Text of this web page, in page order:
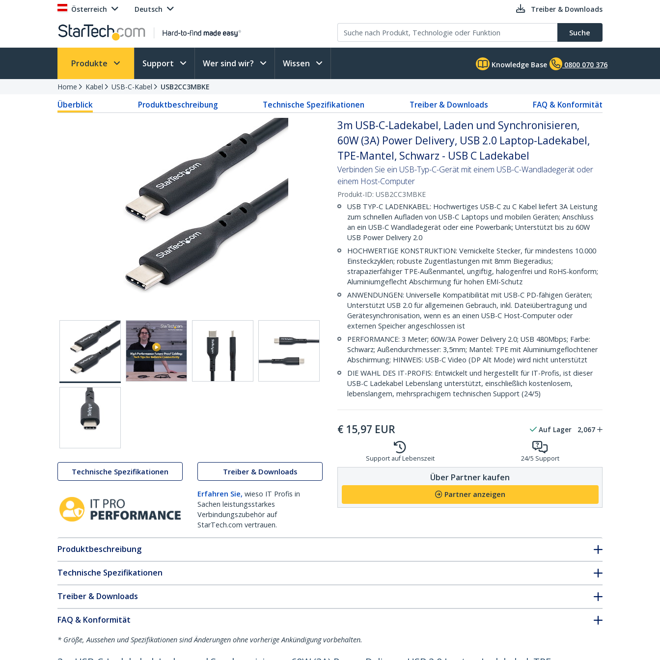
Österreich Deutsch Treiber & Downloads
Suche
Produkte Support Wer sind wir? Wissen Knowledge Base 0800 070 376
Home Kabel USB-C-Kabel USB2CC3MBKE
Überblick Produktbeschreibung Technische Spezifikationen Treiber & Downloads FAQ & Konformität
Technische Spezifikationen Treiber & Downloads
Erfahren Sie, wieso IT Profis in
Sachen leistungsstarkes
Verbindungszubehör auf
StarTech.com vertrauen.
3m USB-C-Ladekabel, Laden und Synchronisieren,
60W (3A) Power Delivery, USB 2.0 Laptop-Ladekabel,
TPE-Mantel, Schwarz - USB C Ladekabel
Verbinden Sie ein USB-Typ-C-Gerät mit einem USB-C-Wandladegerät oder
einem Host-Computer
Produkt-ID: USB2CC3MBKE
USB TYP-C LADENKABEL: Hochwertiges USB-C zu C Kabel liefert 3A Leistung
zum schnellen Aufladen von USB-C Laptops und mobilen Geräten; Anschluss
an ein USB-C Wandladegerät oder eine Powerbank; Unterstützt bis zu 60W
USB Power Delivery 2.0
HOCHWERTIGE KONSTRUKTION: Vernickelte Stecker, für mindestens 10.000
Einsteckzyklen; robuste Zugentlastungen mit 8mm Biegeradius;
strapazierfähiger TPE-Außenmantel, ungiftig, halogenfrei und RoHS-konform;
Aluminiumgeflecht Abschirmung für hohen EMI-Schutz
ANWENDUNGEN: Universelle Kompatibilität mit USB-C PD-fähigen Geräten;
Unterstützt USB 2.0 für allgemeinen Gebrauch, inkl. Dateiübertragung und
Gerätesynchronisation, wenn es an einen USB-C Host-Computer oder
externen Speicher angeschlossen ist
PERFORMANCE: 3 Meter; 60W/3A Power Delivery 2.0; USB 480Mbps; Farbe:
Schwarz; Außendurchmesser: 3,5mm; Mantel: TPE mit Aluminiumgeflochtener
Abschirmung; HINWEIS: USB-C Video (DP Alt Mode) wird nicht unterstützt
DIE WAHL DES IT-PROFIS: Entwickelt und hergestellt für IT-Profis, ist dieser
USB-C Ladekabel Lebenslang unterstützt, einschließlich kostenlosem,
lebenslangem, mehrsprachigem technischen Support (24/5)
€ 15,97 EUR Auf Lager 2,067
Support auf Lebenszeit 24/5 Support
Über Partner kaufen
Partner anzeigen
Produktbeschreibung
Technische Spezifikationen
Treiber & Downloads
FAQ & Konformität
* Größe, Aussehen und Spezifikationen sind Änderungen ohne vorherige Ankündigung vorbehalten.